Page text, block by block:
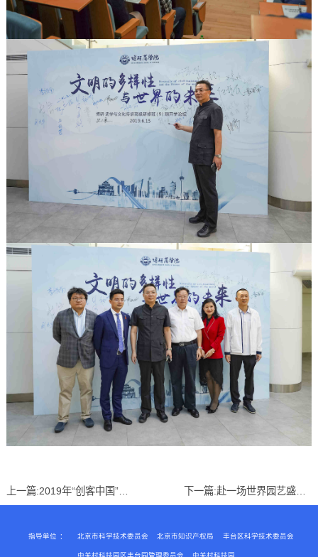
上一篇: 2019年“创客中国”北京市中小企业创新创业大赛 丰台区永同昌科技分赛场路演圆满举办 下一篇: 赴一场世界园艺盛宴丨永同昌科技孵化器团建之旅
指导单位 ： 北京市科学技术委员会 北京市知识产权局 丰台区科学技术委员会
中关村科技园区丰台园管理委员会 中关村科技园